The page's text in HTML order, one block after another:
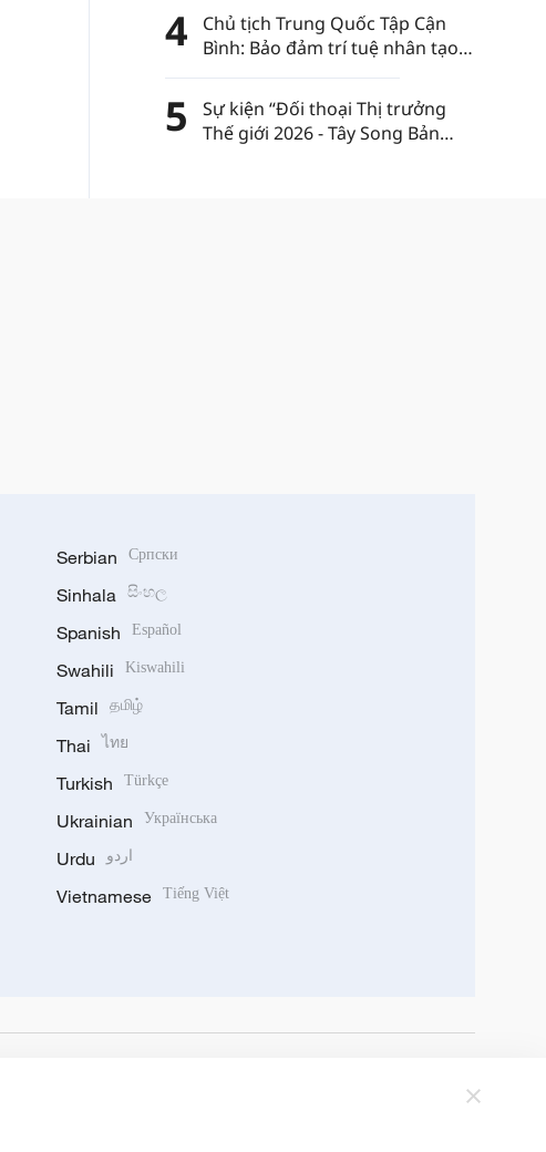
4
Chủ tịch Trung Quốc Tập Cận
Bình: Bảo đảm trí tuệ nhân tạo
luôn nằm trong sự kiểm soát
của nhân loại
5
Sự kiện “Đối thoại Thị trưởng
Thế giới 2026 - Tây Song Bản
Serbian Српски
Sinhala සිංහල
Spanish Español
Swahili Kiswahili
Tamil தமிழ்
Thai ไทย
Turkish Türkçe
Ukrainian Українська
Urdu اردو
Vietnamese Tiếng Việt